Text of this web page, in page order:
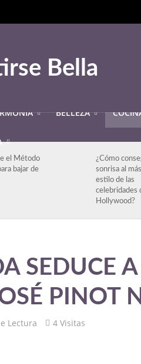
BELLEZA
el Método
bajar de
¿Cómo
sonrisa al
estilo de las
celebridades
Hollywood?
SEDUCE
PINOT
Lectura 4 Visitas